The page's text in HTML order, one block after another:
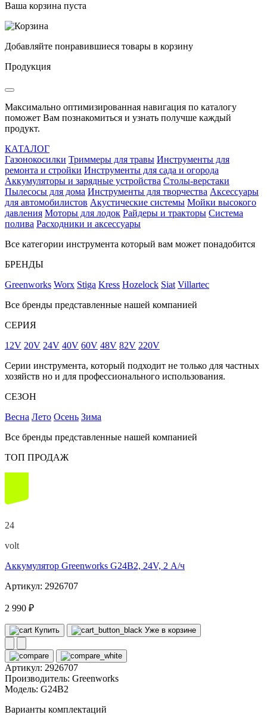
Ваша корзина пуста
Добавляйте понравившиеся товары в корзину
Продукция
Максимально оптимизированная навигация по каталогу
поможет Вам познакомиться и узнать получше каждый
продукт.
КАТАЛОГ
Газонокосилки Триммеры для травы Инструменты для
ремонта и стройки Инструменты для сада и огорода
Аккумуляторы и зарядные устройства Столы-верстаки
Пылесосы для дома Инструменты для творчества Аксессуары
для автомобилистов Акустические системы Мойки высокого
давления Моторы для лодок Райдеры и тракторы Система
полива Расходники и аксессуары
Все категории инструмента который вам может понадобится
БРЕНДЫ
Greenworks Worx Stiga Kress Hozelock Siat Villartec
Все бренды представленные нашей компанией
СЕРИЯ
12V 20V 24V 40V 60V 48V 82V 220V
Серии инструмента, который подходит не только для частных
хозяйств но и для профессионального использования.
СЕЗОН
Весна Лето Осень Зима
Все бренды представленные нашей компанией
ТОП ПРОДАЖ
24
volt
Аккумулятор Greenworks G24B2, 24V, 2 А/ч
Артикул: 2926707
2 990 ₽
Купить Уже в корзине
Артикул: 2926707
Производитель: Greenworks
Модель: G24B2
Варианты комплектаций